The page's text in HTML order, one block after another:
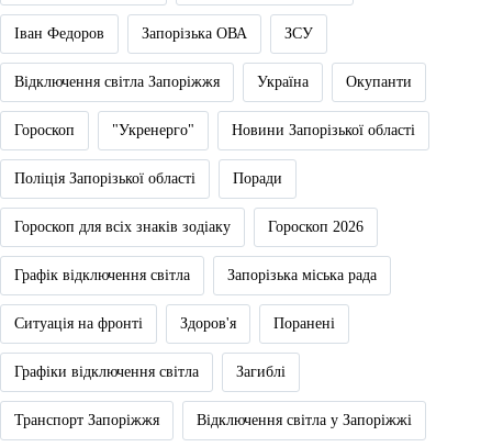
Іван Федоров Запорізька ОВА ЗСУ
Відключення світла Запоріжжя Україна Окупанти
Гороскоп "Укренерго" Новини Запорізької області
Поліція Запорізької області Поради
Гороскоп для всіх знаків зодіаку Гороскоп 2026
Графік відключення світла Запорізька міська рада
Ситуація на фронті Здоров'я Поранені
Графіки відключення світла Загиблі
Транспорт Запоріжжя Відключення світла у Запоріжжі